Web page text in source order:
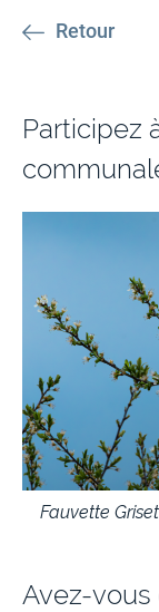
Retour
Participez
Fauvette
Avez-